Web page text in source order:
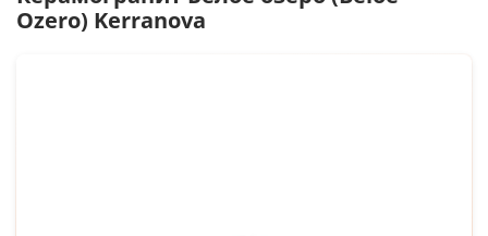
Ozero) Kerranova